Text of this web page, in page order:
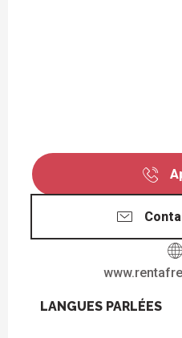
LANGUES PARLÉES
LANGUES PARLÉES